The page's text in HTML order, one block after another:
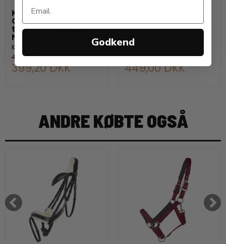
KINGSLAND LUCCA
Cooling grime med
tilhørende træktov.
Navy
Kingsland
499,00 DKK
399,20 DKK
Grime. Sort
Kingsland
449,00 DKK
ANDRE KØBTE OGSÅ
Godkend